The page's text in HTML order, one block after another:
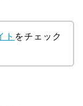
ト をチェック